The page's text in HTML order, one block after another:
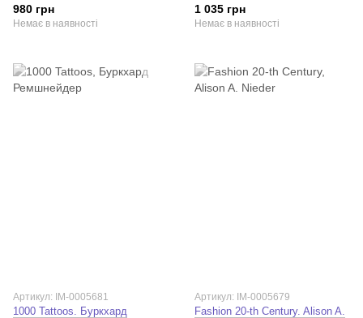
980 грн
Немає в наявності
1 035 грн
Немає в наявності
Артикул: IM-0005681
1000 Tattoos. Буркхард
Артикул: IM-0005679
Fashion 20-th Century. Alison A.